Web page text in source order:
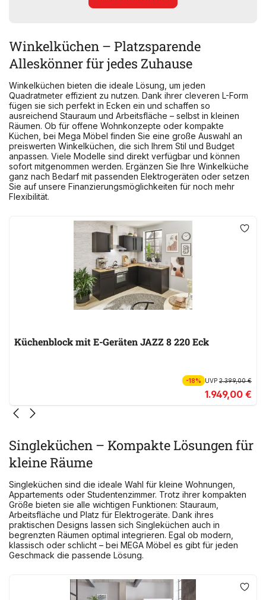
Winkelküchen – Platzsparende
Alleskönner für jedes Zuhause
Winkelküchen bieten die ideale Lösung, um jeden
Quadratmeter effizient zu nutzen. Dank ihrer cleveren L-Form
fügen sie sich perfekt in Ecken ein und schaffen so
ausreichend Stauraum und Arbeitsfläche – selbst in kleinen
Räumen. Ob für offene Wohnkonzepte oder kompakte
Küchen, bei Mega Möbel finden Sie eine große Auswahl an
preiswerten Winkelküchen, die sich Ihrem Stil und Budget
anpassen. Viele Modelle sind direkt verfügbar und können
sofort mitgenommen werden. Ergänzen Sie Ihre Winkelküche
ganz nach Bedarf mit passenden Elektrogeräten oder setzen
Sie auf unsere Finanzierungsmöglichkeiten für noch mehr
Flexibilität.
Küchenblock mit E-Geräten JAZZ 8 220 Eck
-18% UVP2.399,00 €
1.949,00 €
Singleküchen – Kompakte Lösungen für
kleine Räume
Singleküchen sind die ideale Wahl für kleine Wohnungen,
Appartements oder Studentenzimmer. Trotz ihrer kompakten
Größe bieten sie alle wichtigen Funktionen: Stauraum,
Arbeitsfläche und Platz für Elektrogeräte. Dank ihres
praktischen Designs lassen sich Singleküchen auch in
begrenzten Räumen optimal integrieren. Egal ob modern,
klassisch oder schlicht – bei MEGA Möbel es gibt für jeden
Geschmack die passende Lösung.